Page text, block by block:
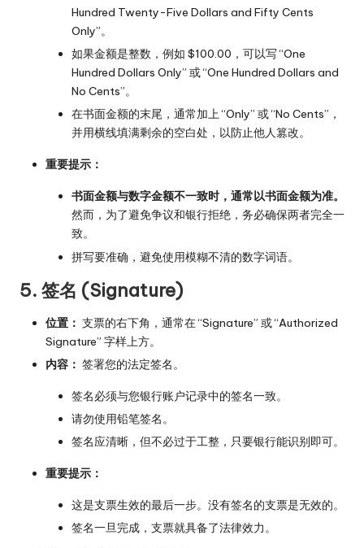
Hundred Twenty-Five Dollars and Fifty Cents
Only”。
如果金额是整数，例如 $100.00，可以写 “One
Hundred Dollars Only” 或 “One Hundred Dollars and
No Cents”。
在书面金额的末尾，通常加上 “Only” 或 “No Cents”，
并用横线填满剩余的空白处，以防止他人篡改。
重要提示：
书面金额与数字金额不一致时，通常以书面金额为准。
然而，为了避免争议和银行拒绝，务必确保两者完全一
致。
拼写要准确，避免使用模糊不清的数字词语。
5. 签名 (Signature)
位置： 支票的右下角，通常在 “Signature” 或 “Authorized
Signature” 字样上方。
内容： 签署您的法定签名。
签名必须与您银行账户记录中的签名一致。
请勿使用铅笔签名。
签名应清晰，但不必过于工整，只要银行能识别即可。
重要提示：
这是支票生效的最后一步。没有签名的支票是无效的。
签名一旦完成，支票就具备了法律效力。